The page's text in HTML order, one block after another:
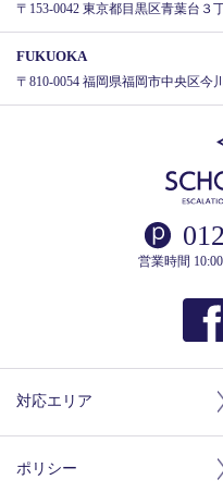
〒153-0042 東京都目黒区青葉台３
FUKUOKA
〒810-0054 福岡県福岡市中央区今
営業時間
対応エリア
ポリシー